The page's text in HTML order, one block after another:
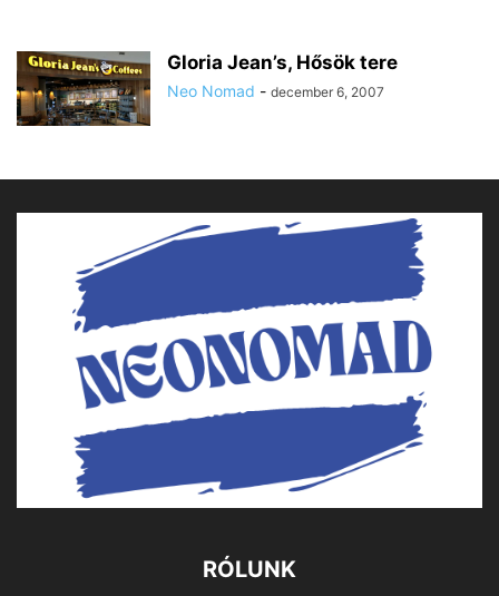
Gloria Jean’s, Hősök tere
Neo Nomad - december 6, 2007
RÓLUNK